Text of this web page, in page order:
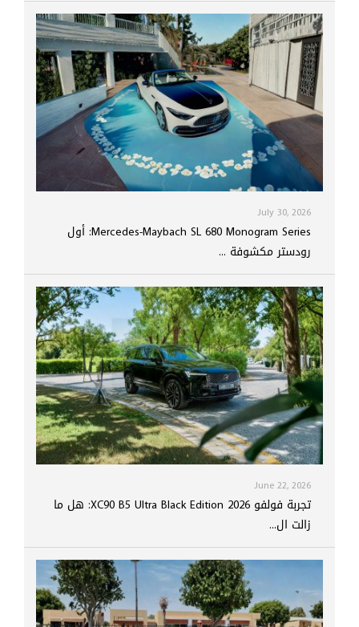
July 30, 2026
Mercedes-Maybach SL 680 Monogram Series: أول
رودستر مكشوفة ...
June 22, 2026
تجربة فولفو XC90 B5 Ultra Black Edition 2026: هل ما
زالت ال...